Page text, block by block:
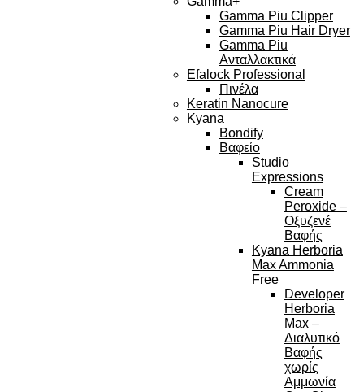
Gamma Piu Clipper
Gamma Piu Hair Dryer
Gamma Piu
Ανταλλακτικά
Efalock Professional
Πινέλα
Keratin Nanocure
Kyana
Bondify
Βαφείο
Studio
Expressions
Cream
Peroxide –
Οξυζενέ
Βαφής
Kyana Herboria
Max Ammonia
Free
Developer
Herboria
Max –
Διαλυτικό
Βαφής
χωρίς
Αμμωνία